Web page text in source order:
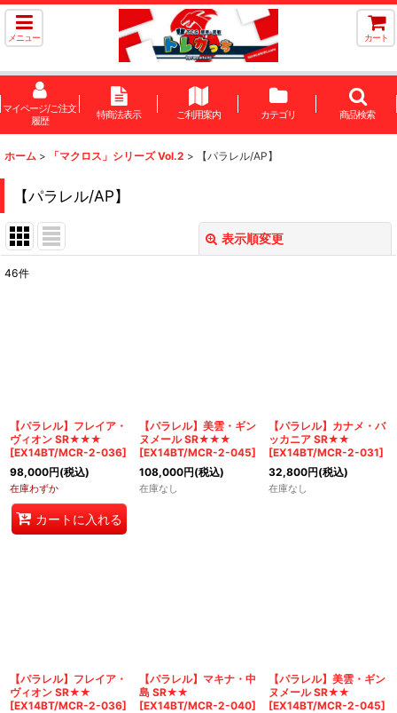
メニュー カート
マイページ/ご注文
履歴
特商法表示 ご利用案内 カテゴリ 商品検索
ホーム > 「マクロス」シリーズ Vol.2 > 【パラレル/AP】
【パラレル/AP】
表示順変更
絞り込む
46件
【パラレル】フレイア・
ヴィオン SR★★★
[EX14BT/MCR-2-036]
98,000円(税込)
在庫わずか
カートに入れる
【パラレル】美雲・ギン
ヌメール SR★★★
[EX14BT/MCR-2-045]
108,000円(税込)
在庫なし
【パラレル】カナメ・バ
ッカニア SR★★
[EX14BT/MCR-2-031]
32,800円(税込)
在庫なし
【パラレル】フレイア・
ヴィオン SR★★
[EX14BT/MCR-2-036]
【パラレル】マキナ・中
島 SR★★
[EX14BT/MCR-2-040]
【パラレル】美雲・ギン
ヌメール SR★★
[EX14BT/MCR-2-045]